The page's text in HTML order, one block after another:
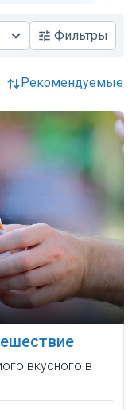
Фильтры
рекомендуемые
вкусного в